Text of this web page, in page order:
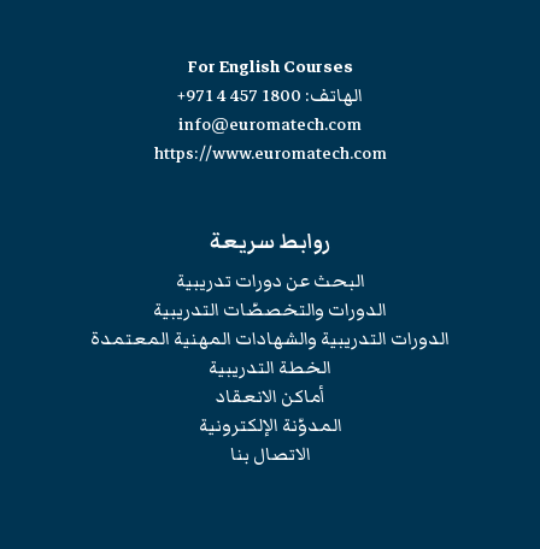
For English Courses
الهاتف: +971 4 457 1800
info@euromatech.com
https://www.euromatech.com
روابط سريعة
البحث عن دورات تدريبية
الدورات والتخصصّات التدريبية
الدورات التدريبية والشهادات المهنية المعتمدة
الخطة التدريبية
أماكن الانعقاد
المدوّنة الإلكترونية
الاتصال بنا